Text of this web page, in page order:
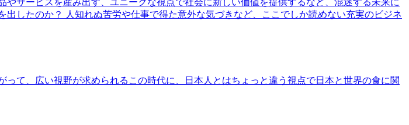
サービスを産み出す、ユニークな視点で社会に新しい価値を提供するなど、混迷する未来に
したのか？ 人知れぬ苦労や仕事で得た意外な気づきなど、ここでしか読めない充実のビジネ
て、広い視野が求められるこの時代に、日本人とはちょっと違う視点で日本と世界の食に関